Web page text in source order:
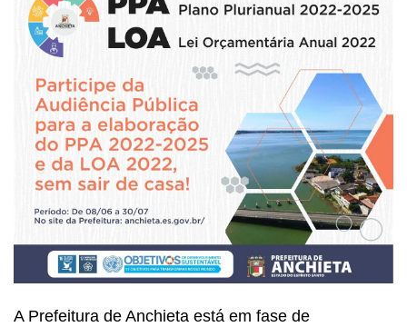
A Prefeitura de Anchieta está em fase de